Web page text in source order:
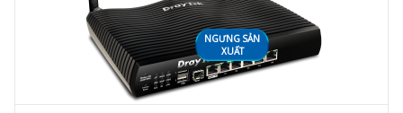
Wi-Fi AC1300 Mesh và tường lửa bảo mật cấp
doanh nghiệp, Vigor2927Lac mang đến giải pháp
mạng sẵn sàng cao (High Availability) – luôn online,
không downtime, đáp ứng hoàn hảo cho các môi
trường yêu cầu độ ổn định, an toàn và tốc độ vượt
NGƯNG SẢN
XUẤT